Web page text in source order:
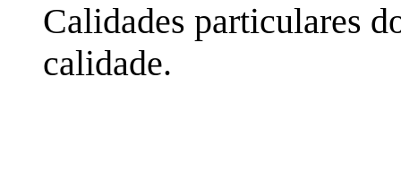
Calidades particulares
calidade.